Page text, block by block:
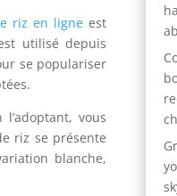
riz en ligneest
utilisé depuis
se populariser
vous
riz se présente
blanche,